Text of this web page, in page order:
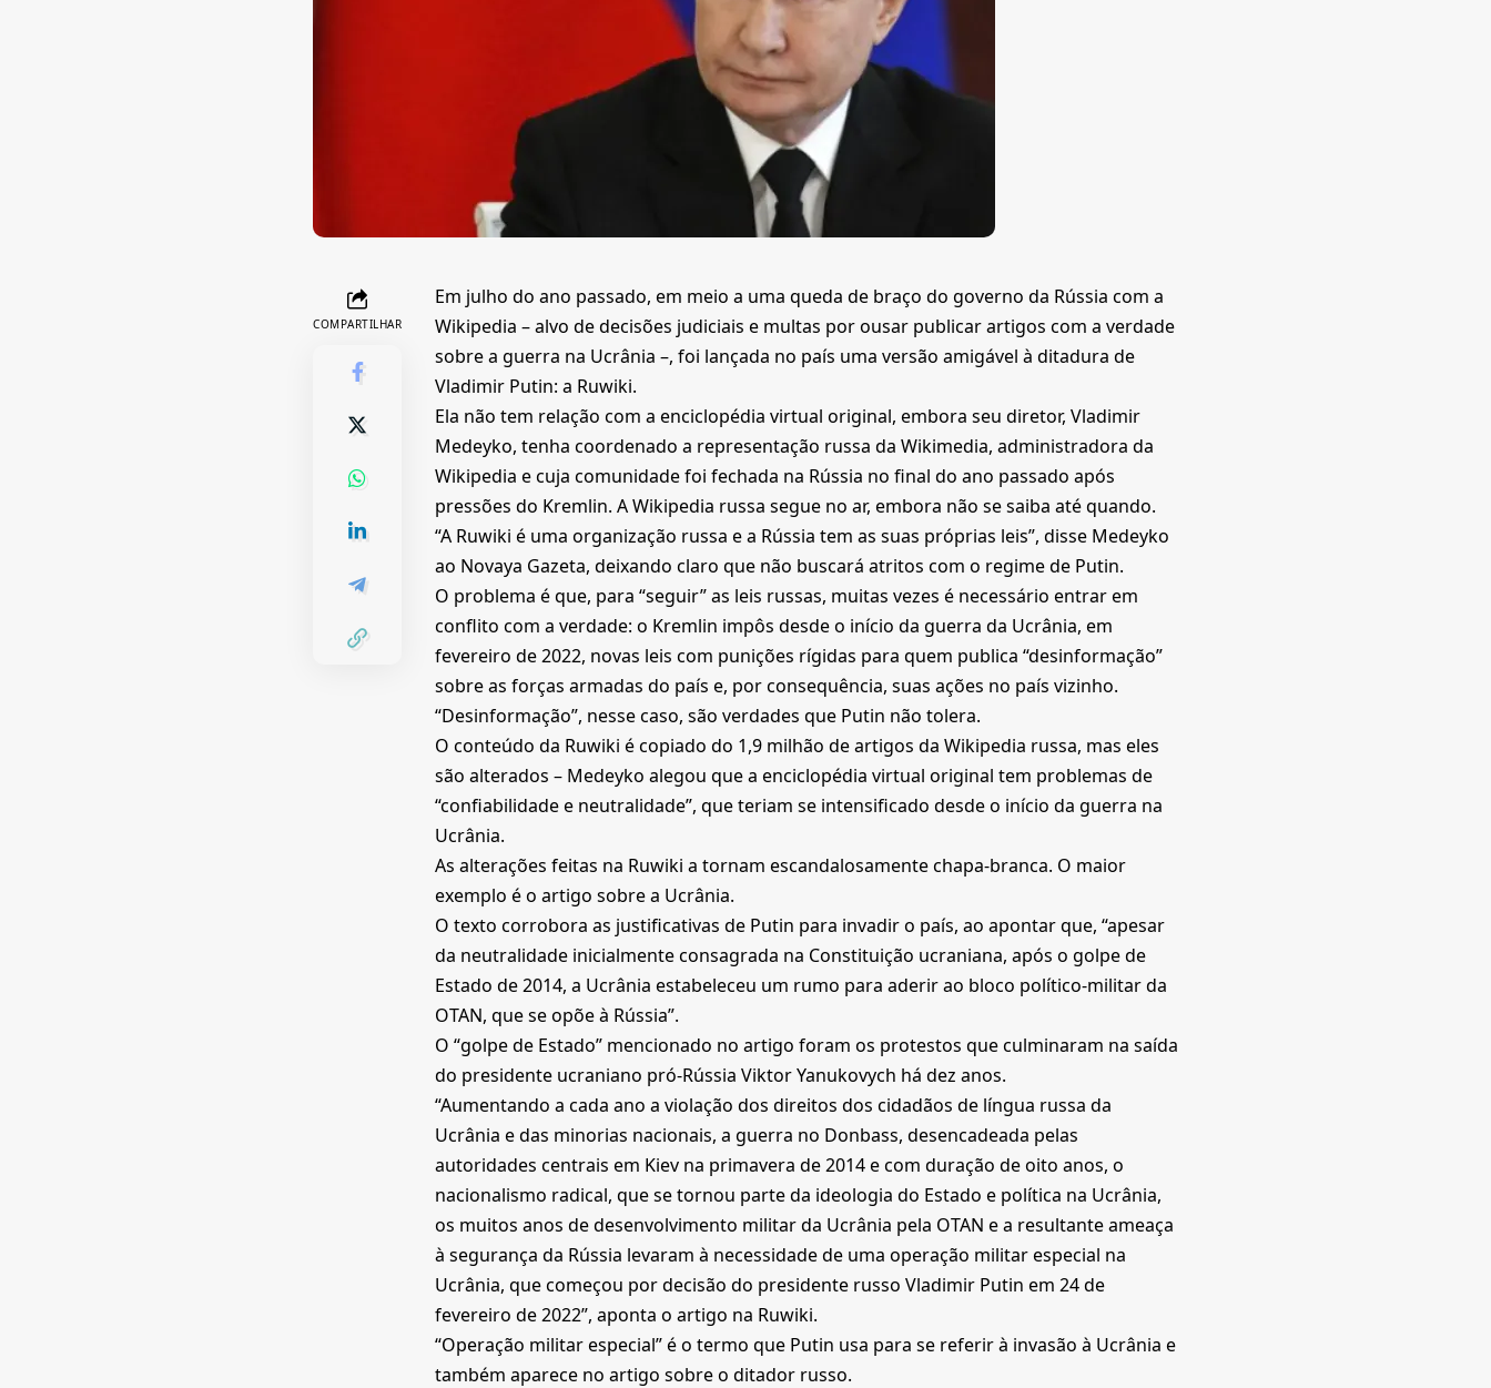
COMPARTILHAR
Em julho do ano passado, em meio a uma queda de braço do governo da Rússia com a
Wikipedia – alvo de decisões judiciais e multas por ousar publicar artigos com a verdade
sobre a guerra na Ucrânia –, foi lançada no país uma versão amigável à ditadura de
Vladimir Putin: a Ruwiki.
Ela não tem relação com a enciclopédia virtual original, embora seu diretor, Vladimir
Medeyko, tenha coordenado a representação russa da Wikimedia, administradora da
Wikipedia e cuja comunidade foi fechada na Rússia no final do ano passado após
pressões do Kremlin. A Wikipedia russa segue no ar, embora não se saiba até quando.
“A Ruwiki é uma organização russa e a Rússia tem as suas próprias leis”, disse Medeyko
ao Novaya Gazeta, deixando claro que não buscará atritos com o regime de Putin.
O problema é que, para “seguir” as leis russas, muitas vezes é necessário entrar em
conflito com a verdade: o Kremlin impôs desde o início da guerra da Ucrânia, em
fevereiro de 2022, novas leis com punições rígidas para quem publica “desinformação”
sobre as forças armadas do país e, por consequência, suas ações no país vizinho.
“Desinformação”, nesse caso, são verdades que Putin não tolera.
O conteúdo da Ruwiki é copiado do 1,9 milhão de artigos da Wikipedia russa, mas eles
são alterados – Medeyko alegou que a enciclopédia virtual original tem problemas de
“confiabilidade e neutralidade”, que teriam se intensificado desde o início da guerra na
Ucrânia.
As alterações feitas na Ruwiki a tornam escandalosamente chapa-branca. O maior
exemplo é o artigo sobre a Ucrânia.
O texto corrobora as justificativas de Putin para invadir o país, ao apontar que, “apesar
da neutralidade inicialmente consagrada na Constituição ucraniana, após o golpe de
Estado de 2014, a Ucrânia estabeleceu um rumo para aderir ao bloco político-militar da
OTAN, que se opõe à Rússia”.
O “golpe de Estado” mencionado no artigo foram os protestos que culminaram na saída
do presidente ucraniano pró-Rússia Viktor Yanukovych há dez anos.
“Aumentando a cada ano a violação dos direitos dos cidadãos de língua russa da
Ucrânia e das minorias nacionais, a guerra no Donbass, desencadeada pelas
autoridades centrais em Kiev na primavera de 2014 e com duração de oito anos, o
nacionalismo radical, que se tornou parte da ideologia do Estado e política na Ucrânia,
os muitos anos de desenvolvimento militar da Ucrânia pela OTAN e a resultante ameaça
à segurança da Rússia levaram à necessidade de uma operação militar especial na
Ucrânia, que começou por decisão do presidente russo Vladimir Putin em 24 de
fevereiro de 2022”, aponta o artigo na Ruwiki.
“Operação militar especial” é o termo que Putin usa para se referir à invasão à Ucrânia e
também aparece no artigo sobre o ditador russo.